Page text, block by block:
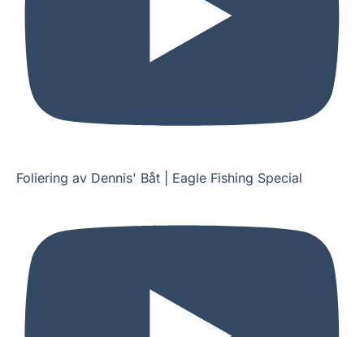
Foliering av Dennis' Båt | Eagle Fishing Special